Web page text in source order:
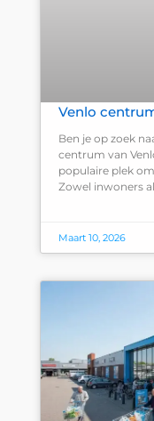
Venlo
Ben je op zoek
centrum van
populaire plek
Zowel inwoners
Maart 10, 2026